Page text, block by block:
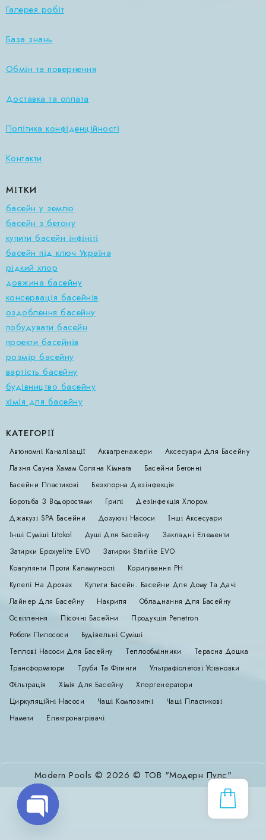
Галерея робіт
База знань
Обмін та повернення
Доставка та оплата
Політика конфіденційності
Контакти
МІТКИ
басейн у землю
басейн з бетону
купити басейн інфініті
басейн під ключ Україна
рідкий хлор
довжина басейну
консервація басейнів
оздоблення басейну
побудувати басейн
проекти басейнів
розмір басейну
вартість басейну
будівництво басейну
хімія для басейну
КАТЕГОРІЇ
Автономні Каналізації Акватренажери
Аксесуари Для Басейну
Лазня Сауна Хамам Соляна Кімната
Басейни Бетонні
Басейни Пластикові
Безхлорна Дезінфекція
Боротьба З Водоростями
Грилі
Дезінфекція Хлором
Джакузі SPA Басейни
Дозуючі Насоси
Інші Аксесуари
Інші Суміші Litokol
Душі Для Басейну
Закладні Елементи
Затирки Epoxyelite EVO
Затирки Starlike EVO
Коагулянти Проти Каламутності
Коригування РН
Купелі На Дровах
Купити Басейн. Басейни Для Дому Та Дачі
Лайнер Для Басейну
Накриття
Обладнання Для Басейну
Освітлення
Пісочні Басейни
Продукція Penetron
Роботи Пилососи
Будівельні Суміші
Теплові Насоси Для Басейну
Теплообмінники
Терасна Дошка
Трансформатори
Труби Та Фітинги
Ультрафіолетові Установки
Фільтрація
Хімія Для Басейну
Хлоргенератори
Циркуляційні Насоси
Чаші Композитні
Чаші Пластикові
Намети
Електронагрівачі
Modern Pools © 2026 © ТОВ "Модерн Пулс"
Open